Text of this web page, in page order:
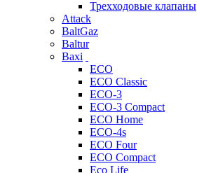
Трехходовые клапаны
Attack
BaltGaz
Baltur
Baxi
ECO
ECO Classic
ECO-3
ECO-3 Compact
ECO Home
ECO-4s
ECO Four
ECO Compact
Eco Life